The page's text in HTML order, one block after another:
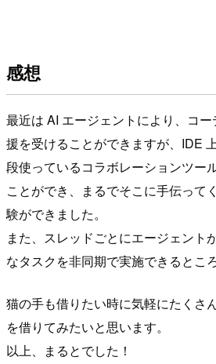
感想
最近は AI エージェントにより、コ
援を受けることができますが、IDE
段使っているコラボレーションツー
ことができ、まるでそこに手伝って
験ができました。
また、スレッドごとにエージェント
なタスクを非同期で実施できるとこ
猫の手も借りたい時に気軽にたくさ
を借りてみたいと思います。
以上、まるとでした！